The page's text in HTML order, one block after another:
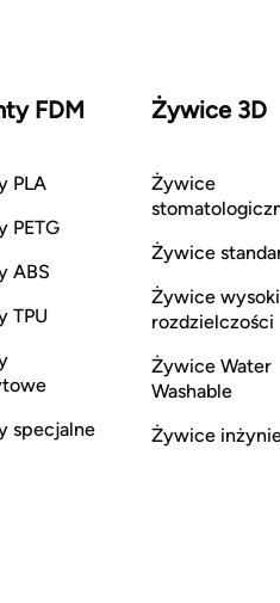
FDM
PLA
PETG
ABS
TPU
specjalne
Żywice 3D
Żywice
Żywice
Żywice
rozdzielczości
Żywice Water
Washable
Żywice